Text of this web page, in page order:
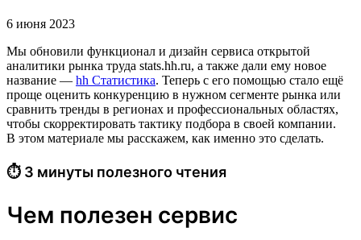
6 июня 2023
Мы обновили функционал и дизайн сервиса открытой
аналитики рынка труда stats.hh.ru, а также дали ему новое
название — hh Cтатистика. Теперь с его помощью стало ещё
проще оценить конкуренцию в нужном сегменте рынка или
сравнить тренды в регионах и профессиональных областях,
чтобы скорректировать тактику подбора в своей компании.
В этом материале мы расскажем, как именно это сделать.
⏱ 3 минуты полезного чтения
Чем полезен сервис